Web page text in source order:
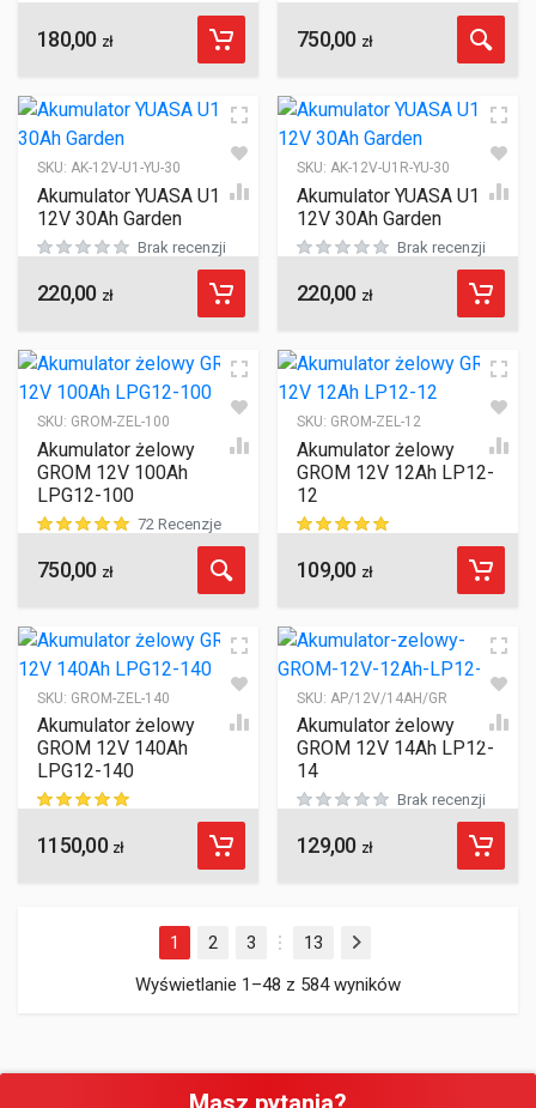
ocen klientów
180,00 zł ocen klientów
750,00 zł
SKU: AK-12V-U1-YU-30
Akumulator YUASA U1
12V 30Ah Garden
Brak recenzji
220,00 zł
SKU: AK-12V-U1R-YU-30
Akumulator YUASA U1R
12V 30Ah Garden
Brak recenzji
220,00 zł
SKU: GROM-ZEL-100
Akumulator żelowy
GROM 12V 100Ah
LPG12-100
ocen klientów
72 Recenzje
750,00 zł
SKU: GROM-ZEL-12
Akumulator żelowy
GROM 12V 12Ah LP12-
12
ocen klientów
109,00 zł
SKU: GROM-ZEL-140
Akumulator żelowy
GROM 12V 140Ah
LPG12-140
ocen klientów
1150,00 zł
SKU: AP/12V/14AH/GR
Akumulator żelowy
GROM 12V 14Ah LP12-
14
Brak recenzji
129,00 zł
1 2 3
…
13
Następny
Wyświetlanie 1–48 z 584 wyników